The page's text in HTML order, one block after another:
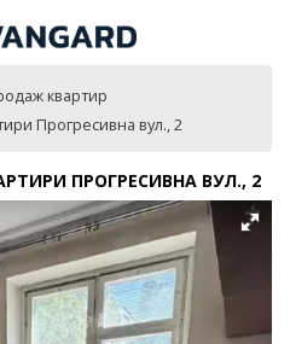
квартир
Прогресивна вул., 2
ПРОГРЕСИВНА ВУЛ., 2